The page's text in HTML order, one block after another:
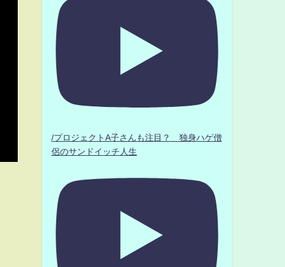
/プロジェクトA子さんも注目？ 独身ハゲ僧
侶のサンドイッチ人生